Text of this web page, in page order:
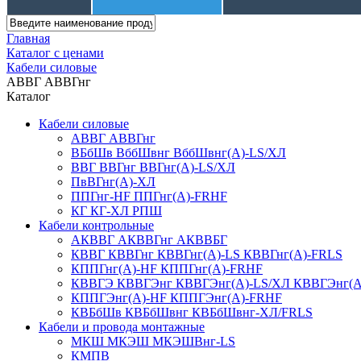
Главная
Каталог с ценами
Кабели силовые
АВВГ АВВГнг
Каталог
Кабели силовые
АВВГ АВВГнг
ВБбШв ВббШвнг ВббШвнг(А)-LS/ХЛ
ВВГ ВВГнг ВВГнг(А)-LS/ХЛ
ПвВГнг(А)-ХЛ
ППГнг-HF ППГнг(А)-FRHF
КГ КГ-ХЛ РПШ
Кабели контрольные
АКВВГ АКВВГнг АКВВБГ
КВВГ КВВГнг КВВГнг(А)-LS КВВГнг(А)-FRLS
КППГнг(А)-HF КППГнг(А)-FRHF
КВВГЭ КВВГЭнг КВВГЭнг(А)-LS/ХЛ
КППГЭнг(А)-HF КППГЭнг(А)-FRHF
КВБбШв КВБбШвнг КВБбШвнг-ХЛ/FRLS
Кабели и провода монтажные
МКШ МКЭШ МКЭШВнг-LS
КМПВ